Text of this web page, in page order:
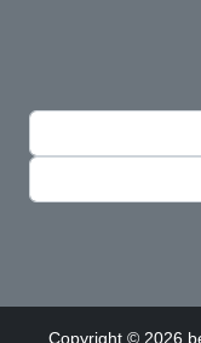
Copyright © 2026